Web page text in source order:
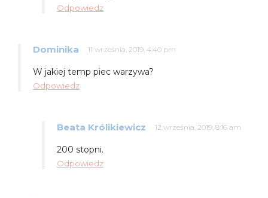
Odpowiedz
Dominika 11 września, 2019, 4:40 pm
W jakiej temp piec warzywa?
Odpowiedz
Beata Królikiewicz 12 września, 2019, 8:16 am
200 stopni.
Odpowiedz